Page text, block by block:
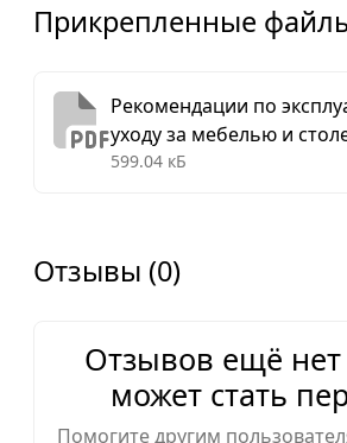
Прикрепленные
Рекомендации по
уходу за мебелью и
599.04 кБ
Отзывы (0)
Отзывов ещё
может стать
Помогите другим